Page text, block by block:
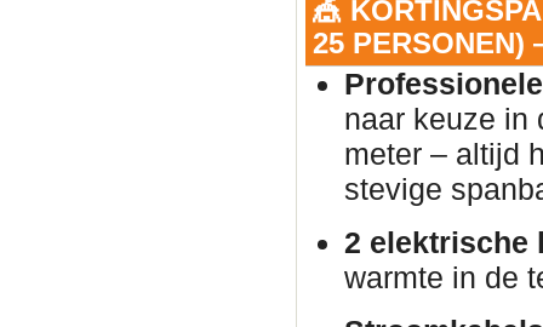
🎪
25 PERSONEN)
naar keuze in
meter – altijd
stevige
2 elektrische
warmte in de